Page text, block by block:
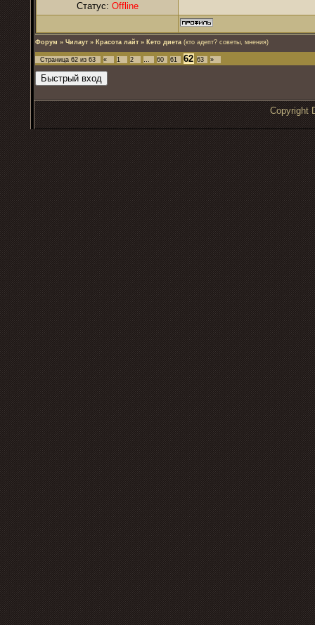
Статус: Offline
Форум » Чилаут » Красота лайт » Кето диета (кто адепт? советы, мнения)
Страница 62 из 63 « 1 2 … 60 61 62 63 »
Copyright